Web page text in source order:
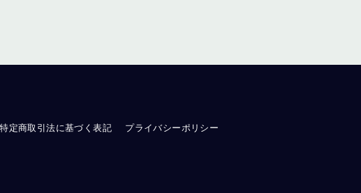
特定商取引法に基づく表記 プライバシーポリシー